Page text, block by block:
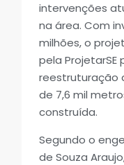
intervenções
na área. Com
milhões, o
pela
reestruturação
de 7,6 mil
construída.
Segundo o
de Souza